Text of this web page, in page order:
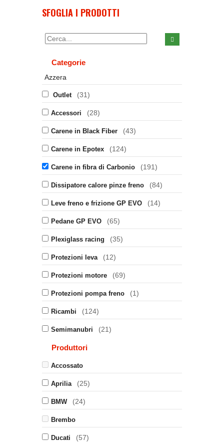
SFOGLIA I PRODOTTI
Categorie
Azzera
Outlet (31)
Accessori (28)
Carene in Black Fiber (43)
Carene in Epotex (124)
Carene in fibra di Carbonio (191)
Dissipatore calore pinze freno (84)
Leve freno e frizione GP EVO (14)
Pedane GP EVO (65)
Plexiglass racing (35)
Protezioni leva (12)
Protezioni motore (69)
Protezioni pompa freno (1)
Ricambi (124)
Semimanubri (21)
Produttori
Accossato
Aprilia (25)
BMW (24)
Brembo
Ducati (57)